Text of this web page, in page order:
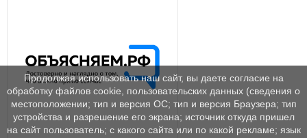
Продолжая использовать наш сайт, вы даете согласие на
обработку файлов cookie, пользовательских данных (сведения о
местоположении; тип и версия ОС; тип и версия Браузера; тип
устройства и разрешение его экрана; источник откуда пришел
на сайт пользователь; с какого сайта или по какой рекламе; язык